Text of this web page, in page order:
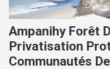
Ampanihy Forêt
Privatisation
Communautés